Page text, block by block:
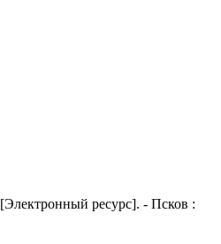
[Электронный ресурс]. - Псков :